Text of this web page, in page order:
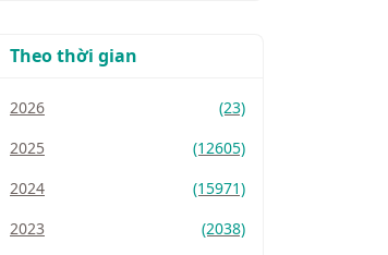
Theo thời gian
2026
(23)
2025
(12605)
2024
(15971)
2023
(2038)